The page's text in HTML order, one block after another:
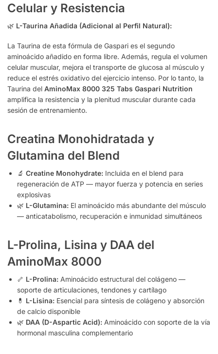
Celular y Resistencia
🌿 L-Taurina Añadida (Adicional al Perfil Natural):
La Taurina de esta fórmula de Gaspari es el segundo
aminoácido añadido en forma libre. Además, regula el volumen
celular muscular, mejora el transporte de glucosa al músculo y
reduce el estrés oxidativo del ejercicio intenso. Por lo tanto, la
Taurina del AminoMax 8000 325 Tabs Gaspari Nutrition
amplifica la resistencia y la plenitud muscular durante cada
sesión de entrenamiento.
Creatina Monohidratada y
Glutamina del Blend
🔬 Creatine Monohydrate: Incluida en el blend para
regeneración de ATP — mayor fuerza y potencia en series
explosivas
🌿 L-Glutamina: El aminoácido más abundante del músculo
— anticatabolismo, recuperación e inmunidad simultáneos
L-Prolina, Lisina y DAA del
AminoMax 8000
🦴 L-Prolina: Aminoácido estructural del colágeno —
soporte de articulaciones, tendones y cartílago
💊 L-Lisina: Esencial para síntesis de colágeno y absorción
de calcio disponible
🌿 DAA (D-Aspartic Acid): Aminoácido con soporte de la vía
hormonal masculina complementario